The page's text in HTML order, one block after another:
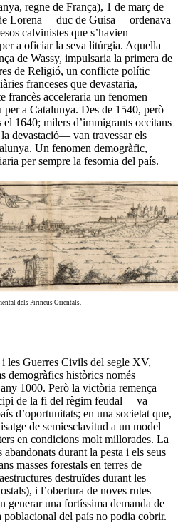
regne de França), 1 de març de
Lorena —duc de Guisa— ordenava
calvinistes que s’havien
a oficiar la seva litúrgia. Aquella
de Wassy, impulsaria la primera de
de Religió, un conflicte polític
franceses que devastaria,
francès acceleraria un fenomen
a Catalunya. Des de 1540, però
1640; milers d’immigrants occitans
devastació— van travessar els
Un fenomen demogràfic,
per sempre la fesomia del país.
dels Pirineus Orientals.
les Guerres Civils del segle XV,
demogràfics històrics només
1000. Però la victòria remença
de la fi del règim feudal— va
d’oportunitats; en una societat que,
de semiesclavitud a un model
en condicions molt millorades. La
durant la pesta i els seus
masses forestals en terres de
destruïdes durant les
i l’obertura de noves rutes
generar una fortíssima demanda de
poblacional del país no podia cobrir.